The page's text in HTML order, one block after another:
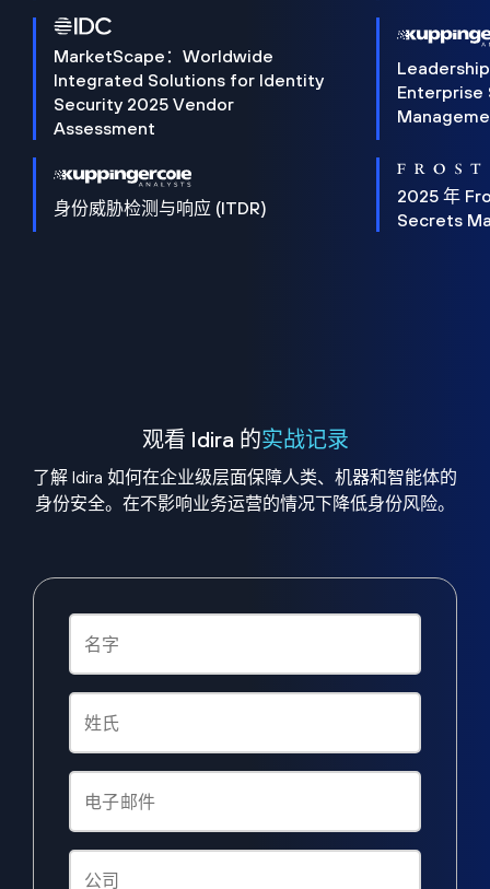
MarketScape：Worldwide
Integrated Solutions for Identity
Security 2025 Vendor
Assessment
Enterprise
身份威胁检测与响应 (ITDR)
2025 年
Secrets
观看 Idira 的实战记录
了解 Idira 如何在企业级层面保障人类、机器和智能体的
身份安全。在不影响业务运营的情况下降低身份风险。